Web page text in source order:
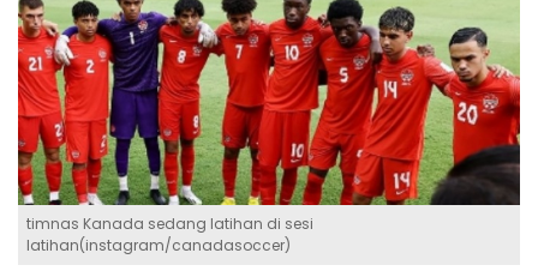
timnas Kanada sedang latihan di sesi
latihan(instagram/canadasoccer)